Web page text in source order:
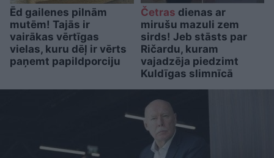
Ēd gailenes pilnām
mutēm! Tajās ir
vairākas vērtīgas
vielas, kuru dēļ ir vērts
paņemt papildporciju
Četras dienas ar
mirušu mazuli zem
sirds! Jeb stāsts par
Ričardu, kuram
vajadzēja piedzimt
Kuldīgas slimnīcā